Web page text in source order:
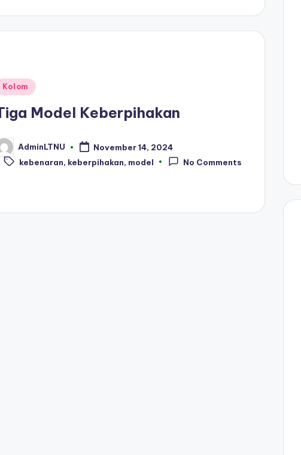
Kolom
Model Keberpihakan
AdminLTNU November 14, 2024
Tags:
kebenaran, keberpihakan, model No Comments